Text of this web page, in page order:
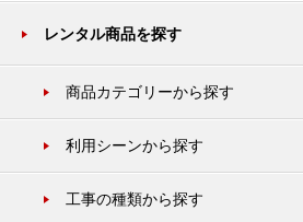
レンタル商品を探す
商品カテゴリーから探す
利用シーンから探す
工事の種類から探す